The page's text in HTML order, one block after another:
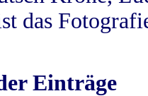
das
Einträge